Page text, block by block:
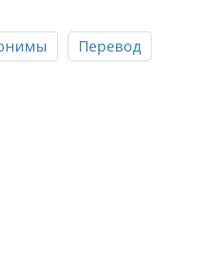
Перевод